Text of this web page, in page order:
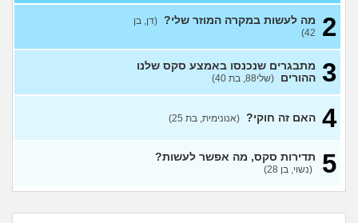
אפשרי להימשך לבחורה יפה
אבל בלי גוף מושך?
(נערה, בת 16)
עשיתי את זה בפעם הראשונה
עם בן מהשכבה… ועכשיו אני
מתה מפחד שהוא יספר לכולם
עצות
מפנטז על חבר טוב שלי
2 מה לעשות במקרה המוזר שלי? (דן, בן
42)
3 מתבגרים שנכנסו באמצע סקס שלנו
ההורים (שלי88, בת 40)
4 האם זה חוקי? (אנונימית, בת 25)
5 תדירות סקס, מה אפשר לעשות?
(נשוי, בן 28)